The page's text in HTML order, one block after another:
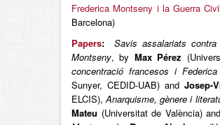
Frederica Montseny i la Guerra
Barcelona)
Papers: Savis assalariats
Montseny, by Max Pérez
concentració francesos i
Sunyer, CEDID-UAB) and Josep-
ELCIS),Anarquisme, gènere i
Mateu (Universitat de València) and